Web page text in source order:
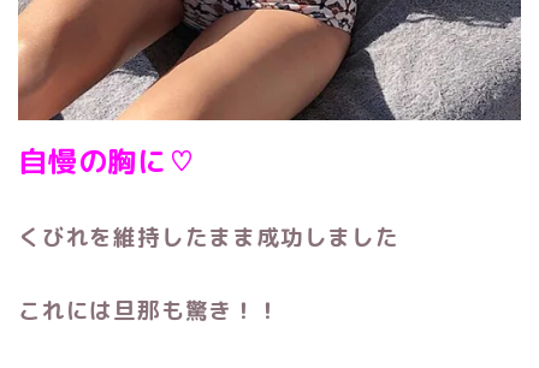
自慢の胸に♡
くびれを維持したまま成功しました
これには旦那も驚き！！